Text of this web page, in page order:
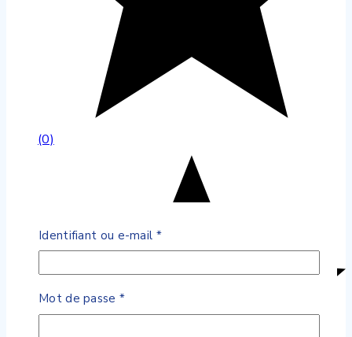
(0)
Identifiant ou e-mail *Obligatoire
Mot de passe *Obligatoire